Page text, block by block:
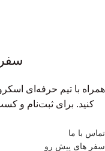
همراه با تیم حرفه‌ای
کنید. برای ثبت‌نام و
تماس با ما
سفر ‌های پیش رو